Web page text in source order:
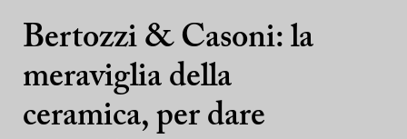
Bertozzi & Casoni: la
meraviglia della
ceramica, per dare